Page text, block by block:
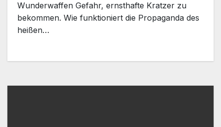
Wunderwaffen Gefahr, ernsthafte Kratzer zu
bekommen. Wie funktioniert die Propaganda des
heißen…